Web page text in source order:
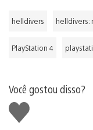
helldivers helldivers:
PlayStation 4
Você gostou disso?
Curtir